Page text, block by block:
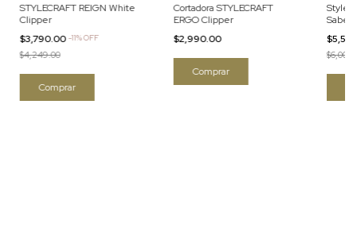
STYLECRAFT REIGN White
Clipper
$3,790.00 -11%OFF
$4,249.00
Cortadora STYLECRAFT
ERGO Clipper
$2,990.00
Saber